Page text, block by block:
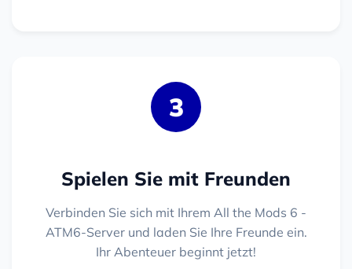
3
Spielen Sie mit Freunden
Verbinden Sie sich mit Ihrem All the Mods 6 -
ATM6-Server und laden Sie Ihre Freunde ein.
Ihr Abenteuer beginnt jetzt!